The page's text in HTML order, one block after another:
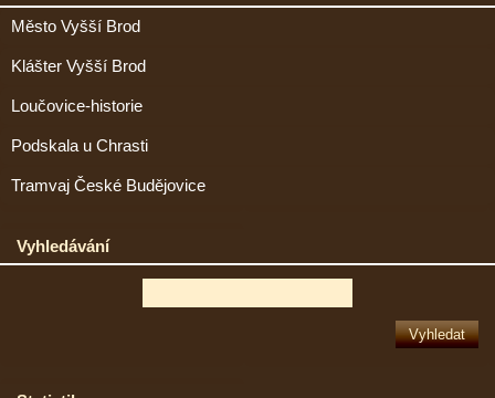
Město Vyšší Brod
Klášter Vyšší Brod
Loučovice-historie
Podskala u Chrasti
Tramvaj České Budějovice
Vyhledávání